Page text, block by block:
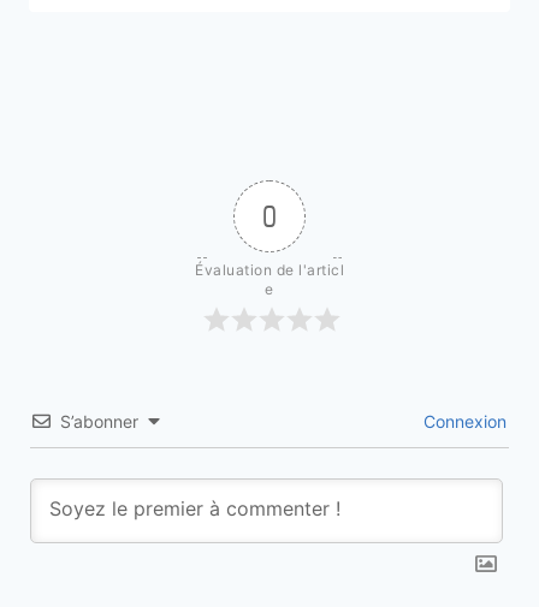
0
Évaluation de l'articl
e
S’abonner Connexion